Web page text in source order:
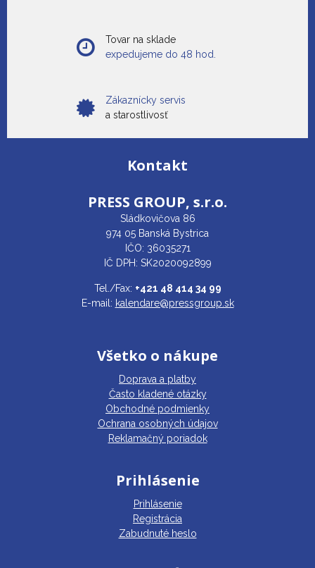
Tovar na sklade
expedujeme do 48 hod.
Zákaznícky servis
a starostlivosť
Kontakt
PRESS GROUP, s.r.o.
Sládkovičova 86
974 05 Banská Bystrica
IČO: 36035271
IČ DPH: SK2020092899
Tel./Fax: +421 48 414 34 99
E-mail: kalendare@pressgroup.sk
Všetko o nákupe
Doprava a platby
Často kladené otázky
Obchodné podmienky
Ochrana osobných údajov
Reklamačný poriadok
Prihlásenie
Prihlásenie
Registrácia
Zabudnuté heslo